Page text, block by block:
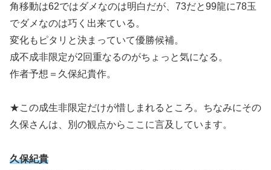
角移動は62ではダメなのは明白だが、73だと99龍に78玉
でダメなのは巧く出来ている。
変化もピタリと決まっていて優勝候補。
成不成非限定が2回重なるのがちょっと気になる。
作者予想＝久保紀貴作。
★この成生非限定だけが惜しまれるところ。ちなみにその
久保さんは、別の観点からここに言及しています。
久保紀貴